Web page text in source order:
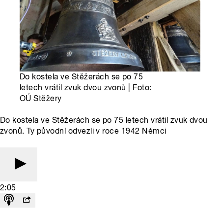
Do kostela ve Stěžerách se po 75
letech vrátil zvuk dvou zvonů | Foto:
OÚ Stěžery
Do kostela ve Stěžerách se po 75 letech vrátil zvuk dvou
zvonů. Ty původní odvezli v roce 1942 Němci
2:05